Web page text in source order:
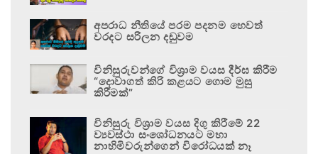
අපරාධ නීතියේ පරම පදනම හෙවත්
වරදට සරිලන දඬුවම
විනිසුරුවන්ගේ විශ්‍රාම වයස දීර්ඝ කිරීම
“දොවාගත් කිරි කළයට ගොම මුසු
කිරීමක්”
විනිසුරු විශ්‍රාම වයස දිගු කිරීමේ 22
ව්‍යවස්ථා සංශෝධනයට මහා
නාහිමිවරුන්ගෙන් විරෝධයක් නෑ